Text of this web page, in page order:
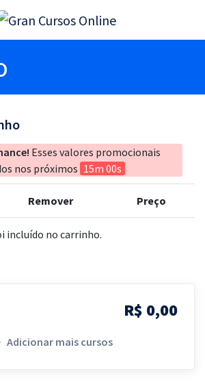
Esses valores promocionais
nos próximos 15m 00s
Remover Preço
incluído no carrinho.
R$ 0,00
Adicionar mais cursos